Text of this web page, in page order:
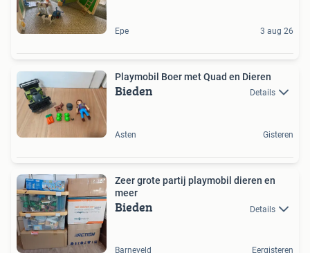
Epe 3 aug 26
Playmobil Boer met Quad en Dieren
Bieden Details
Asten Gisteren
Zeer grote partij playmobil dieren en
meer
Bieden Details
Barneveld Eergisteren